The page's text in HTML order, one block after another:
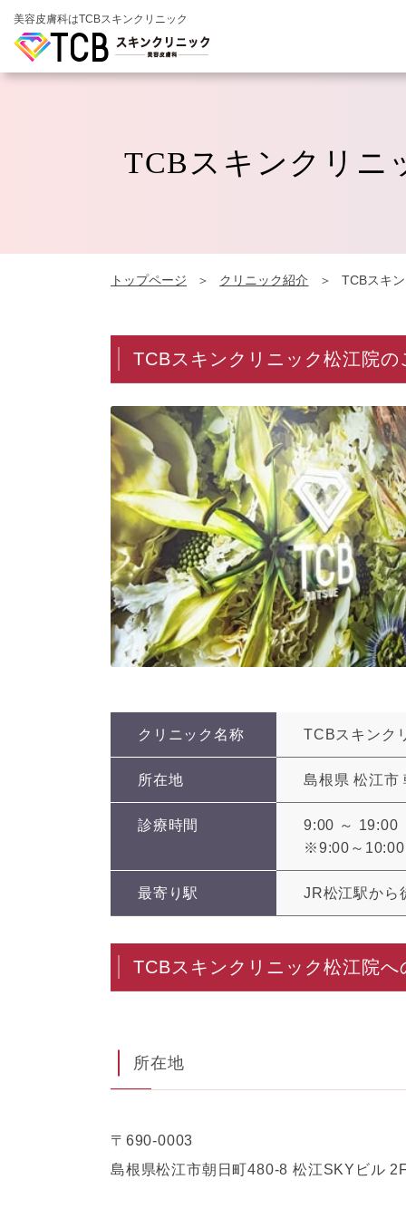
美容皮膚科はTCBスキンクリニック
TCBスキンクリニ
トップページ クリニック紹介 TCBスキ
TCBスキンクリニック松江院の
クリニック名称 TCBスキンク
所在地 島根県 松江市
診療時間
9:00 ～ 19:00
※9:00～10:00
最寄り駅 JR松江駅から
TCBスキンクリニック松江院へ
所在地
〒690-0003
島根県松江市朝日町480-8 松江SKYビル